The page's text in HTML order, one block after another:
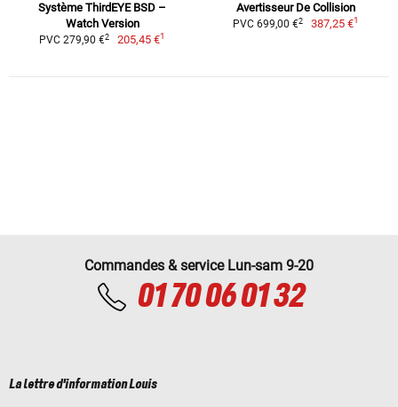
Système ThirdEYE BSD –
Watch Version
PVC 279,90 €2 205,45 €1
Avertisseur De Collision
PVC 699,00 €2 387,25 €1
Commandes & service Lun-sam 9-20
01 70 06 01 32
La lettre d'information Louis